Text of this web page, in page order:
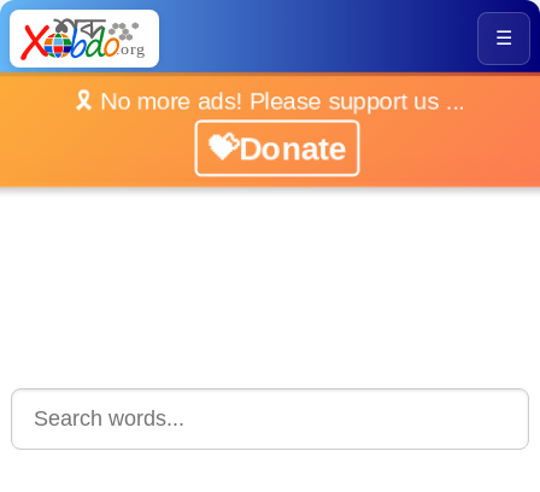
☰
🎗️ No more ads! Please support us ...
💝Donate